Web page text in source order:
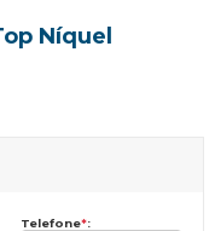
Níquel
Telefone*: